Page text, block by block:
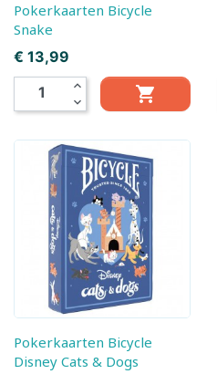
Pokerkaarten Bicycle
Snake
Prijs
€ 13,99
expand_less
expand_more

Pokerkaarten Bicycle
Disney Cats & Dogs